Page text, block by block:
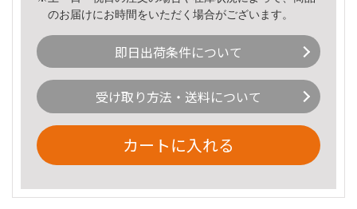
のお届けにお時間をいただく場合がございます。
即日出荷条件について
受け取り方法・送料について
カートに入れる